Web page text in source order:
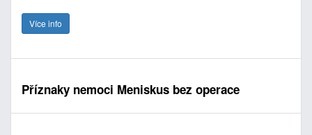
Více info
Příznaky nemoci Meniskus bez operace